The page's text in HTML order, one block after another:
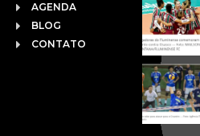
AGENDA
BLOG
CONTATO